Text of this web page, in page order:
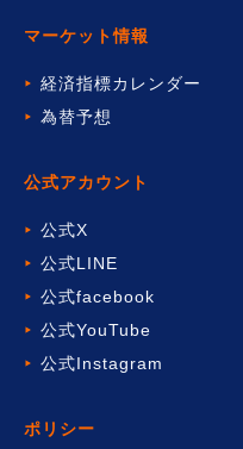
マーケット情報
経済指標カレンダー
為替予想
公式アカウント
公式X
公式LINE
公式facebook
公式YouTube
公式Instagram
ポリシー